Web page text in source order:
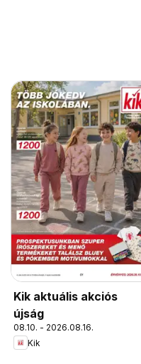
Kik aktuális akciós
újság
08.10. - 2026.08.16.
Kik